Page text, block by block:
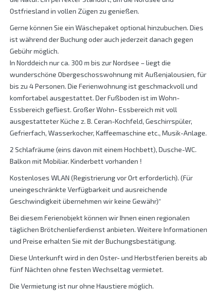
Ostfriesland in vollen Zügen zu genießen.
Gerne können Sie ein Wäschepaket optional hinzubuchen. Dies
ist während der Buchung oder auch jederzeit danach gegen
Gebühr möglich.
In Norddeich nur ca. 300 m bis zur Nordsee – liegt die
wunderschöne Obergeschosswohnung mit Außenjalousien, für
bis zu 4 Personen. Die Ferienwohnung ist geschmackvoll und
komfortabel ausgestattet. Der Fußboden ist im Wohn-
Essbereich gefliest. Großer Wohn- Essbereich mit voll
ausgestatteter Küche z. B. Ceran-Kochfeld, Geschirrspüler,
Gefrierfach, Wasserkocher, Kaffeemaschine etc., Musik-Anlage.
2 Schlafräume (eins davon mit einem Hochbett), Dusche-WC.
Balkon mit Mobiliar. Kinderbett vorhanden !
Kostenloses WLAN (Registrierung vor Ort erforderlich). (Für
uneingeschränkte Verfügbarkeit und ausreichende
Geschwindigkeit übernehmen wir keine Gewähr)“
Bei diesem Ferienobjekt können wir Ihnen einen regionalen
täglichen Brötchenlieferdienst anbieten. Weitere Informationen
und Preise erhalten Sie mit der Buchungsbestätigung.
Diese Unterkunft wird in den Oster- und Herbstferien bereits ab
fünf Nächten ohne festen Wechseltag vermietet.
Die Vermietung ist nur ohne Haustiere möglich.